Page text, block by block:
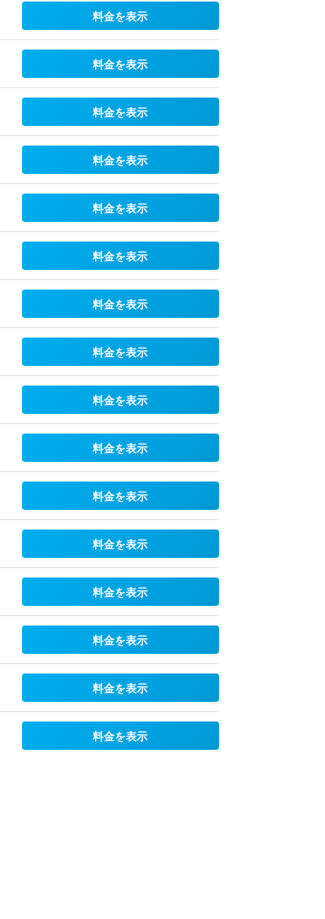
料金を表示
料金を表示
料金を表示
料金を表示
料金を表示
料金を表示
料金を表示
料金を表示
料金を表示
料金を表示
料金を表示
料金を表示
料金を表示
料金を表示
料金を表示
料金を表示